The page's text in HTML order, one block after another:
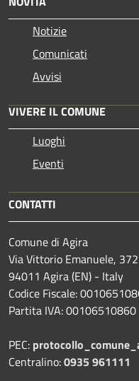
Notizie
Comunicati
Avvisi
VIVERE IL COMUNE
Luoghi
Eventi
CONTATTI
Comune di Agira
Via Vittorio Emanuele, 372
94011 Agira (EN) - Italy
Codice Fiscale:
Partita IVA: 00106510860
PEC:
Centralino:0935 961111